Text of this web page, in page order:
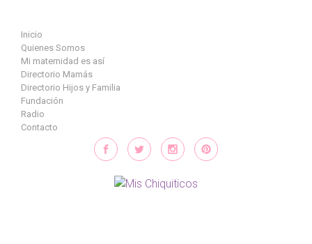
Inicio
Quienes Somos
Mi maternidad es así
Directorio Mamás
Directorio Hijos y Familia
Fundación
Radio
Contacto